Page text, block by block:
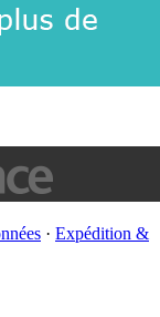
· Expédition &